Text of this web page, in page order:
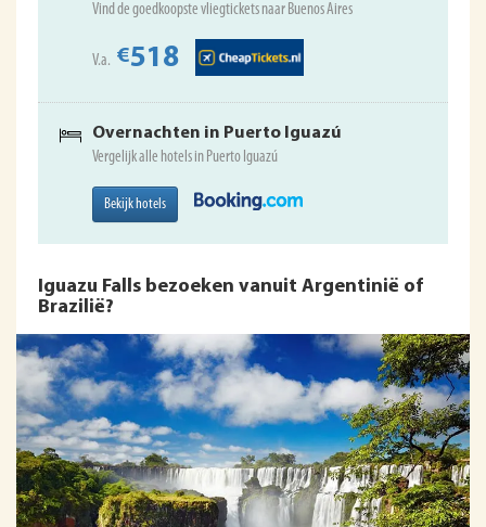
Vind de goedkoopste vliegtickets naar Buenos Aires
V.a. €518
Overnachten in Puerto Iguazú
Vergelijk alle hotels in Puerto Iguazú
Bekijk hotels
Iguazu Falls bezoeken vanuit Argentinië of
Brazilië?